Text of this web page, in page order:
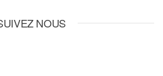
NOUS